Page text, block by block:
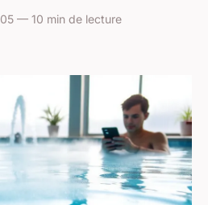
— 10 min de lecture